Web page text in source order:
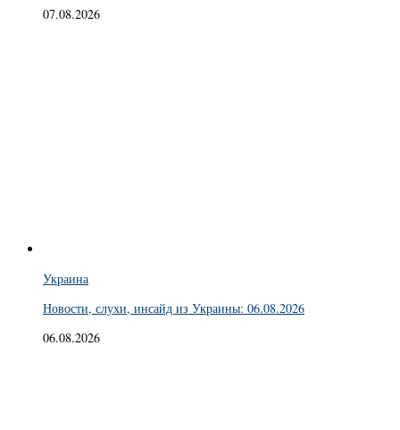
07.08.2026
Украина
Новости, слухи, инсайд из Украины: 06.08.2026
06.08.2026